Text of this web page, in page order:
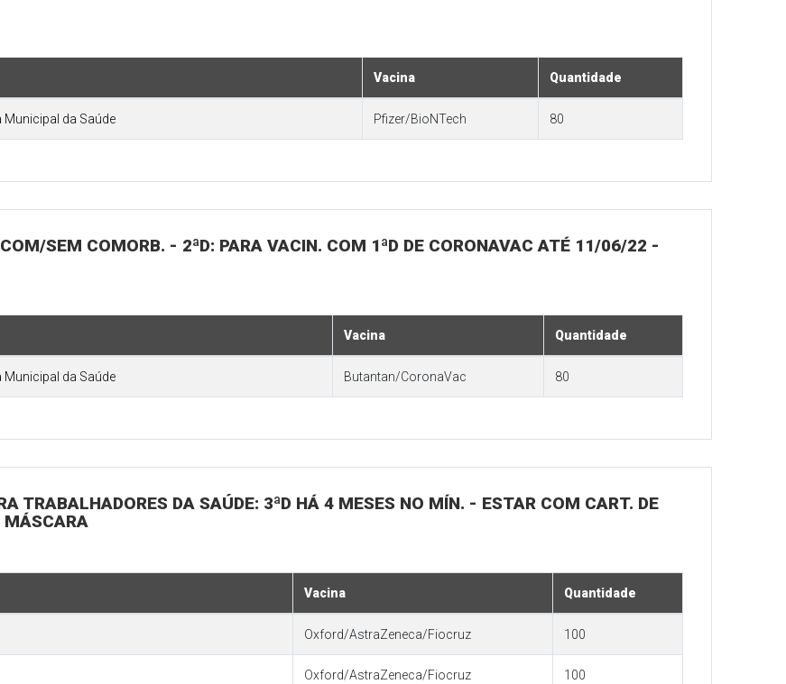
Vacina Quantidade
Municipal da Saúde Pfizer/BioNTech 80
SEM COMORB. - 2ªD: PARA VACIN. COM 1ªD DE CORONAVAC ATÉ 11/06/22 -
Vacina Quantidade
Municipal da Saúde Butantan/CoronaVac 80
TRABALHADORES DA SAÚDE: 3ªD HÁ 4 MESES NO MÍN. - ESTAR COM CART. DE
MÁSCARA
Vacina Quantidade
Oxford/AstraZeneca/Fiocruz 100
Oxford/AstraZeneca/Fiocruz 100